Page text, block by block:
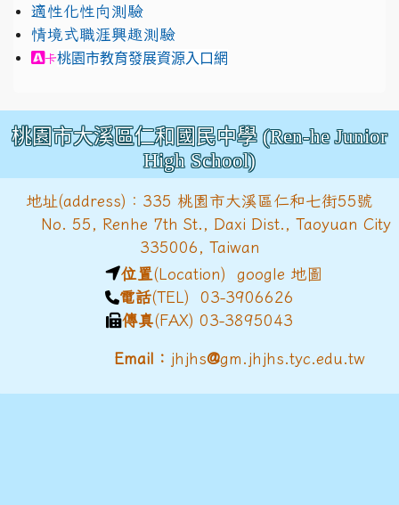
適性化性向測驗
情境式職涯興趣測驗
link to https://exam.career.ntnu.edu.tw/cit/
卡桃園市教育發展資源入口網
桃園市大溪區仁和國民中學 (Ren-he Junior
High School)
地址(address)：335 桃園市大溪區仁和七街55號
No. 55, Renhe 7th St., Daxi Dist., Taoyuan City
335006, Taiwan
位置(Location) google 地圖
電話(TEL) 03-3906626
傳真(FAX) 03-3895043
Email： jhjhs@gm.jhjhs.tyc.edu.tw